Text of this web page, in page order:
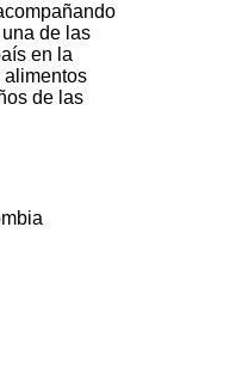
de las
en la
alimentos
de las